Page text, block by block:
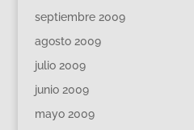
septiembre 2009
agosto 2009
julio 2009
junio 2009
mayo 2009